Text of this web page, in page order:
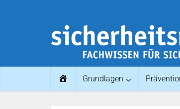
HomeGrundlagen